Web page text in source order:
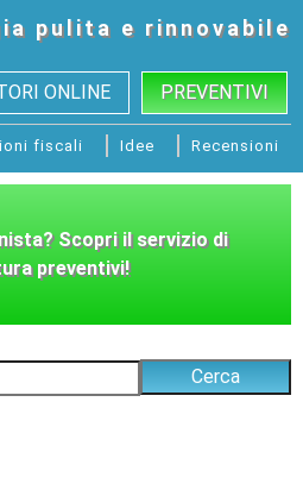
pulita e rinnovabile
ONLINE PREVENTIVI
fiscali Idee Recensioni